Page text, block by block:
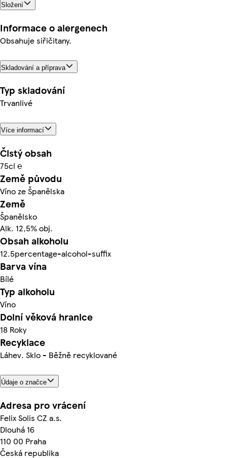
Složení
Informace o alergenech
Obsahuje siřičitany.
Skladování a příprava
Typ skladování
Trvanlivé
Více informací
Čistý obsah
75cl ℮
Země původu
Víno ze Španělska
Země
Španělsko
Alk. 12,5% obj.
Obsah alkoholu
12.5percentage-alcohol-suffix
Barva vína
Bílé
Typ alkoholu
Víno
Dolní věková hranice
18 Roky
Recyklace
Láhev. Sklo - Běžně recyklované
Údaje o značce
Adresa pro vrácení
Felix Solis CZ a.s.
Dlouhá 16
110 00 Praha
Česká republika